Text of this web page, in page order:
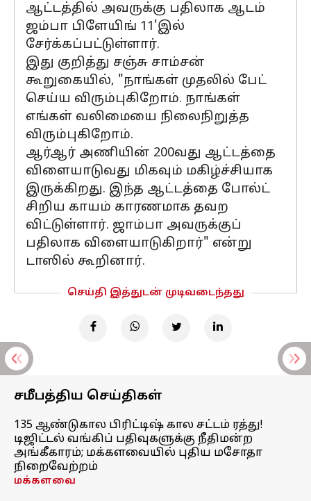
ஆட்டத்தில் அவருக்கு பதிலாக ஆடம்
ஜம்பா பிளேயிங் 11'இல்
சேர்க்கப்பட்டுள்ளார்.
இது குறித்து சஞ்சு சாம்சன்
கூறுகையில், "நாங்கள் முதலில் பேட்
செய்ய விரும்புகிறோம். நாங்கள்
எங்கள் வலிமையை நிலைநிறுத்த
விரும்புகிறோம்.
ஆர்ஆர் அணியின் 200வது ஆட்டத்தை
விளையாடுவது மிகவும் மகிழ்ச்சியாக
இருக்கிறது. இந்த ஆட்டத்தை போல்ட்
சிறிய காயம் காரணமாக தவற
விட்டுள்ளார். ஜாம்பா அவருக்குப்
பதிலாக விளையாடுகிறார்" என்று
டாஸில் கூறினார்.
செய்தி இத்துடன் முடிவடைந்தது
சமீபத்திய செய்திகள்
135 ஆண்டுகால பிரிட்டிஷ் கால சட்டம் ரத்து!
டிஜிட்டல் வங்கிப் பதிவுகளுக்கு நீதிமன்ற
அங்கீகாரம்; மக்களவையில் புதிய மசோதா
நிறைவேற்றம்
மக்களவை